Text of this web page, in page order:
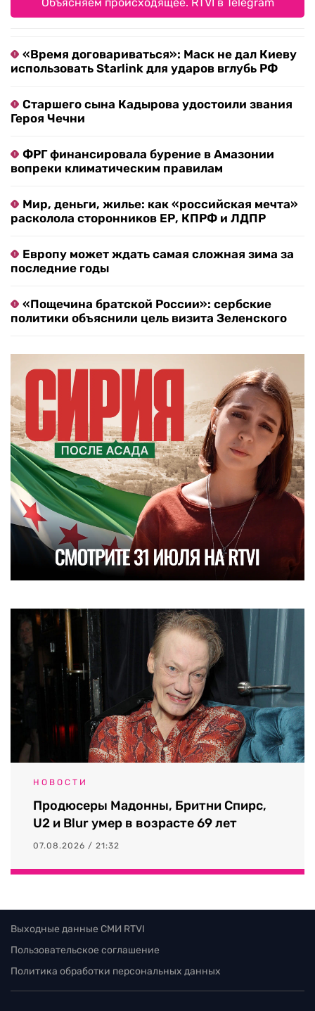
«Время договариваться»: Маск не дал Киеву
использовать Starlink для ударов вглубь РФ
Старшего сына Кадырова удостоили звания
Героя Чечни
ФРГ финансировала бурение в Амазонии
вопреки климатическим правилам
Мир, деньги, жилье: как «российская мечта»
расколола сторонников ЕР, КПРФ и ЛДПР
Европу может ждать самая сложная зима за
последние годы
«Пощечина братской России»: сербские
политики объяснили цель визита Зеленского
НОВОСТИ
Продюсеры Мадонны, Бритни Спирс,
U2 и Blur умер в возрасте 69 лет
07.08.2026 / 21:32
Выходные данные СМИ RTVI
Пользовательское соглашение
Политика обработки персональных данных